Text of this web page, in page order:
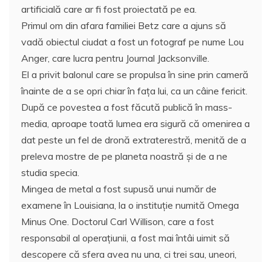
artificială care ar fi fost proiectată pe ea.
Primul om din afara familiei Betz care a ajuns să
vadă obiectul ciudat a fost un fotograf pe nume Lou
Anger, care lucra pentru Journal Jacksonville.
El a privit balonul care se propulsa în sine prin cameră
înainte de a se opri chiar în fața lui, ca un câine fericit.
După ce povestea a fost făcută publică în mass-
media, aproape toată lumea era sigură că omenirea a
dat peste un fel de dronă extraterestră, menită de a
preleva mostre de pe planeta noastră și de a ne
studia specia.
Mingea de metal a fost supusă unui număr de
examene în Louisiana, la o instituție numită Omega
Minus One. Doctorul Carl Willison, care a fost
responsabil al operațiunii, a fost mai întâi uimit să
descopere că sfera avea nu una, ci trei sau, uneori,